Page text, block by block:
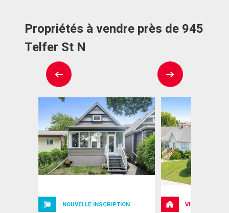
Propriétés à vendre près de 945
Telfer St N
NOUVELLE INSCRIPTION VISITE LIBRE